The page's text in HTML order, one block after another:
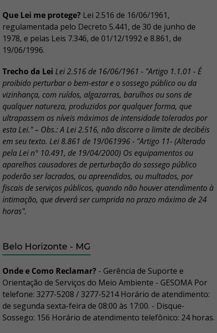
Que Lei me protege? Lei 2.516 de 16/06/1961,
regulamentada pelo Decreto 5.441, de 30 de junho de
1978, e pelas Leis 7.346, de 01/12/1992 e 8.861, de
19/06/1996.
Trecho da Lei Lei 2.516 de 16/06/1961 - "Artigo 1.1.01 - É
proibido perturbar o bem-estar e o sossego público ou da
vizinhança, com ruídos, algazarras, barulhos ou sons de
qualquer natureza, produzidos por qualquer forma, que
ultrapassem os níveis máximos de intensidade tolerados por
esta Lei." – Obs.: A Lei 2.516, não discorre o limite de decibéis
em seu texto. Lei 8.861 de 19/061996 - "Artigo 11- (Alterado
pela Lei n° 10.491, de 19/04/2000) Os equipamentos ou
aparelhos causadores de perturbação do sossego público
poderão ser lacrados, ou apreendidos, ou multados, por
fiscais de serviços públicos, quando não houver atendimento à
intimação, que deverá ser cumprida no prazo máximo de 24
horas".
Belo Horizonte - MG
Onde e Como Reclamar? - Gerência de Suporte e
Orientação de Serviços do Meio Ambiente - GESOMA Por
telefone: 3277-5208 / 3277-5214 Horário de atendimento:
de segunda sexta-feira de 08:00 às 17:00. - Disque-
Sossego: 156 Horário de atendimento telefônico: 24 horas.